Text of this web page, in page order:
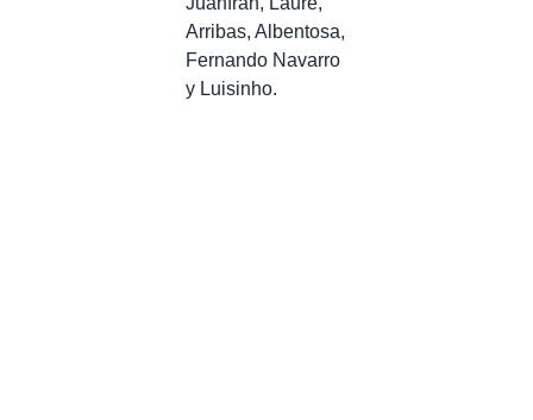
Arribas, Albentosa,
Fernando Navarro
y Luisinho.